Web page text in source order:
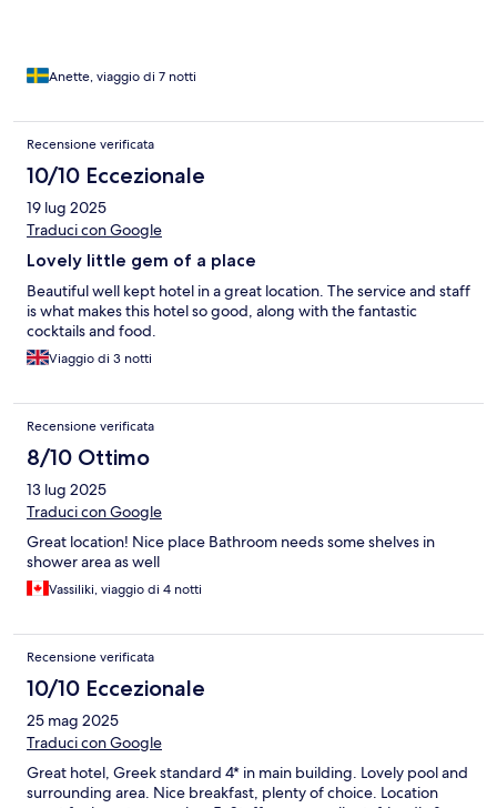
Anette, viaggio di 7 notti
Recensione verificata
10/10 Eccezionale
19 lug 2025
Traduci con Google
Lovely little gem of a place
Beautiful well kept hotel in a great location. The service and staff
is what makes this hotel so good, along with the fantastic
cocktails and food.
Viaggio di 3 notti
Recensione verificata
8/10 Ottimo
13 lug 2025
Traduci con Google
Great location! Nice place Bathroom needs some shelves in
shower area as well
Vassiliki, viaggio di 4 notti
Recensione verificata
10/10 Eccezionale
25 mag 2025
Traduci con Google
Great hotel, Greek standard 4* in main building. Lovely pool and
surrounding area. Nice breakfast, plenty of choice. Location